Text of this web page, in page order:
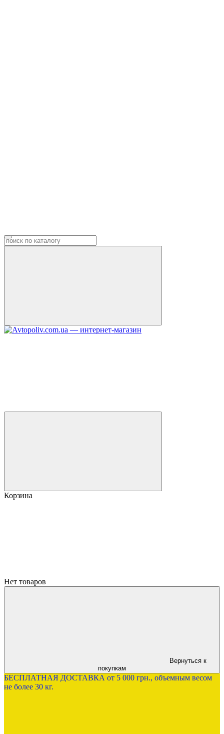
Корзина
Нет товаров
Вернуться к
покупкам
БЕСПЛАТНАЯ ДОСТАВКА от 5 000 грн., объемным весом
не более 30 кг.